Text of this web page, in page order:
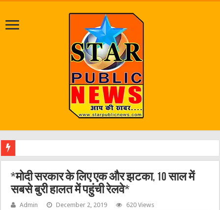
*मोदी सरकार के लिए एक और झटका, 10 साल में
सबसे बुरी हालत में पहुंची रेलवे*
Admin December 2, 2019 620 Views